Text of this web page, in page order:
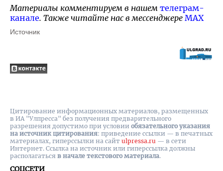
Материалы комментируем в нашем телеграм-
канале. Также читайте нас в мессенджере MAX
Источник
СОЦСЕТИ
Цитирование информационных материалов, размещенных
в ИА "Улпресса" без получения предварительного
разрешения допустимо при условии обязательного указания
на источник цитирования: приведение ссылки — в печатных
материалах, гиперссылки на cайт ulpressa.ru — в сети
Интернет. Ссылка на источник или гиперссылка должны
располагаться в начале текстового материала.